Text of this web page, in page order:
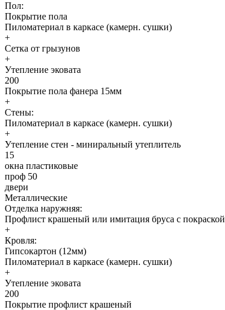
Пол:
Покрытие пола
Пиломатериал в каркасе (камерн. сушки)
+
Сетка от грызунов
+
Утепление эковата
200
Покрытие пола фанера 15мм
+
Стены:
Пиломатериал в каркасе (камерн. сушки)
+
Утепление стен - миниральный утеплитель
15
окна пластиковые
проф 50
двери
Металлические
Отделка наружняя:
Профлист крашеный или имитация бруса с покраской
+
Кровля:
Гипсокартон (12мм)
Пиломатериал в каркасе (камерн. сушки)
+
Утепление эковата
200
Покрытие профлист крашеный